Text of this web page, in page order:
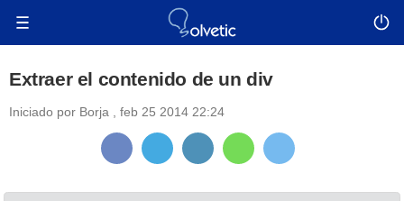
Extraer el contenido de un div
Iniciado por Borja feb 25 2014 22:24